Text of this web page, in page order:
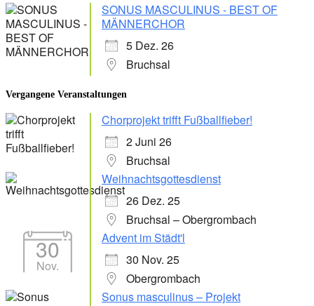
SONUS MASCULINUS - BEST OF
MÄNNERCHOR
5 Dez. 26
Bruchsal
Vergangene Veranstaltungen
Chorprojekt trifft Fußballfieber!
2 Juni 26
Bruchsal
Weihnachtsgottesdienst
26 Dez. 25
Bruchsal – Obergrombach
30
Nov.
Advent im Städt'l
30 Nov. 25
Obergrombach
Sonus masculinus – Projekt